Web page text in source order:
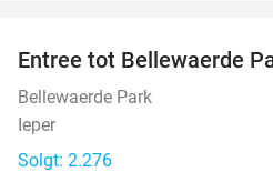
Entree tot Bellewaerde
Bellewaerde Park
Ieper
Solgt: 2.276